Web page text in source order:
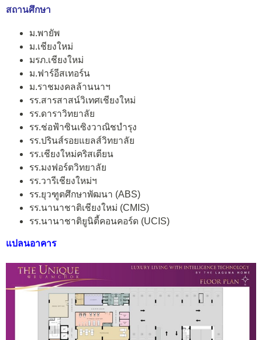
สถานศึกษา
ม.พายัพ
ม.เชียงใหม่
มรภ.เชียงใหม่
ม.ฟาร์อีสเทอร์น
ม.ราชมงคลล้านนาฯ
รร.สารสาสน์วิเทศเชียงใหม่
รร.ดาราวิทยาลัย
รร.ช่อฟ้าซินเซิงวาณิชบำรุง
รร.ปรินส์รอยแยลส์วิทยาลัย
รร.เชียงใหม่คริสเตียน
รร.มงฟอร์ตวิทยาลัย
รร.วารีเชียงใหม่ฯ
รร.ยุวฑูตศึกษาพัฒนา (ABS)
รร.นานาชาติเชียงใหม่ (CMIS)
รร.นานาชาติยูนิตี้คอนคอร์ด (UCIS)
แปลนอาคาร